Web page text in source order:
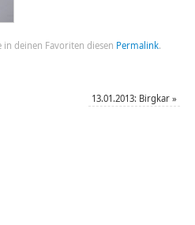
in deinen Favoriten diesen Permalink.
13.01.2013: Birgkar»